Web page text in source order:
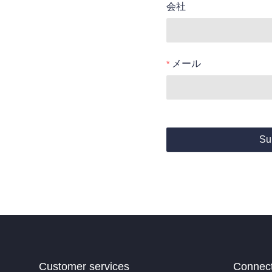
会社
メール
Customer services